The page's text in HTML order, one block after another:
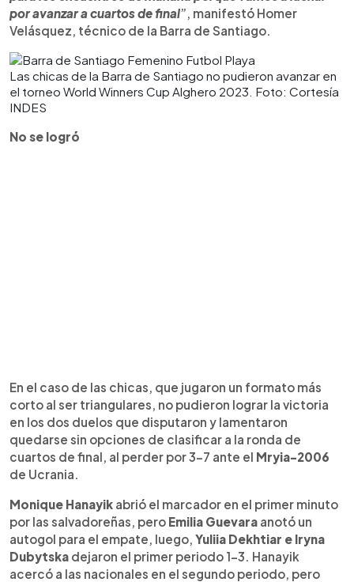
por avanzar a cuartos de final”, manifestó Homer
Velásquez, técnico de la Barra de Santiago.
Las chicas de la Barra de Santiago no pudieron avanzar en
el torneo World Winners Cup Alghero 2023. Foto: Cortesía
INDES
No se logró
En el caso de las chicas, que jugaron un formato más
corto al ser triangulares, no pudieron lograr la victoria
en los dos duelos que disputaron y lamentaron
quedarse sin opciones de clasificar a la ronda de
cuartos de final, al perder por 3-7 ante el Mryia-2006
de Ucrania.
Monique Hanayik abrió el marcador en el primer minuto
por las salvadoreñas, pero Emilia Guevara anotó un
autogol para el empate, luego, Yuliia Dekhtiar e Iryna
Dubytska dejaron el primer periodo 1-3. Hanayik
acercó a las nacionales en el segundo periodo, pero